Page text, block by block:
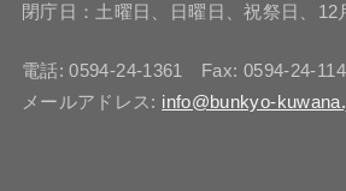
閉庁日：土曜日、日曜日、祝祭日、12
電話: 0594-24-1361 Fax: 0594-24-
メールアドレス: info@bunkyo-